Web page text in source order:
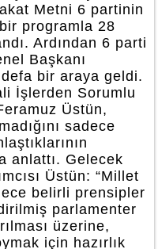
Metni 6 partinin
bir programla 28
Ardından 6 parti
Başkanı
bir araya geldi.
İşlerden Sorumlu
Üstün,
sadece
anlattı. Gelecek
Üstün: “Millet
belirli prensipler
parlamenter
üzerine,
için hazırlık